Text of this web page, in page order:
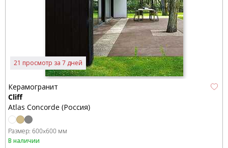
21 просмотр за 7 дней
Керамогранит
Cliff
Atlas Concorde (Россия)
Размер: 600x600 мм
В наличии